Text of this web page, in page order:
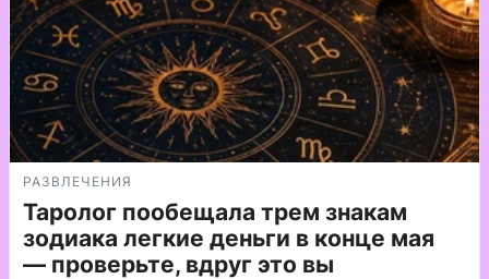
РАЗВЛЕЧЕНИЯ
Таролог пообещала трем знакам
зодиака легкие деньги в конце мая
— проверьте, вдруг это вы